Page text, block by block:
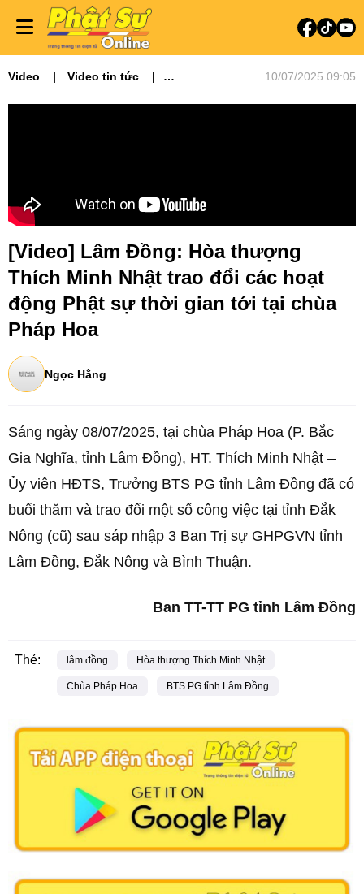
Video
Video tin tức
10/07/2025 09:05
[Video] Lâm Đồng: Hòa thượng
Thích Minh Nhật trao đổi các hoạt
động Phật sự thời gian tới tại chùa
Pháp Hoa
Ngọc Hằng
Sáng ngày 08/07/2025, tại chùa Pháp Hoa (P. Bắc
Gia Nghĩa, tỉnh Lâm Đồng), HT. Thích Minh Nhật –
Ủy viên HĐTS, Trưởng BTS PG tỉnh Lâm Đồng đã có
buổi thăm và trao đổi một số công việc tại tỉnh Đắk
Nông (cũ) sau sáp nhập 3 Ban Trị sự GHPGVN tỉnh
Lâm Đồng, Đắk Nông và Bình Thuận.
Ban TT-TT PG tỉnh Lâm Đồng
Thẻ: lâm đồng Hòa thượng Thích Minh Nhật
Chùa Pháp Hoa BTS PG tỉnh Lâm Đồng